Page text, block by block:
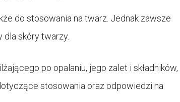
do stosowania na twarz. Jednak zawsze
skóry twarzy.
po opalaniu, jego zalet i składników,
stosowania oraz odpowiedzi na